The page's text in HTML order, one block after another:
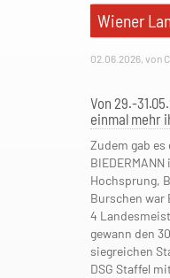
Wiener
02.06.2026, von
Von 29.-
einmal mehr
Zudem gab
Hochsprung,
Burschen war
4
gewann den
siegreichen
DSG Staffel